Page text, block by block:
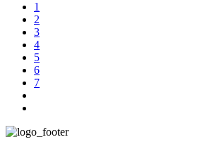
1
2
3
4
5
6
7